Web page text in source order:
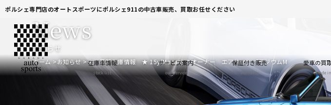
ポルシェ専門店のオートスポーツにポルシェ911の中古車販売、買取お任せください
在庫車情報
stock list
サービス案内
our service
保証付き販売
warranty
愛車の買
trade in
お知らせ
News
ホーム お知らせ ★ 最新入庫情報 ★ 15y(Macan) １オーナー エアサス パラジウムM